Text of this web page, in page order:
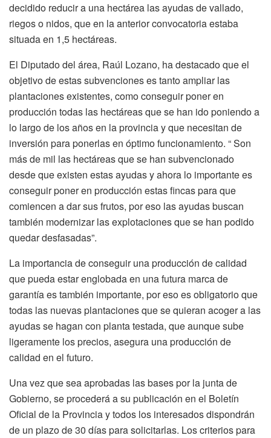
decidido reducir a una hectárea las ayudas de vallado,
riegos o nidos, que en la anterior convocatoria estaba
situada en 1,5 hectáreas.
El Diputado del área, Raúl Lozano, ha destacado que el
objetivo de estas subvenciones es tanto ampliar las
plantaciones existentes, como conseguir poner en
producción todas las hectáreas que se han ido poniendo a
lo largo de los años en la provincia y que necesitan de
inversión para ponerlas en óptimo funcionamiento. “ Son
más de mil las hectáreas que se han subvencionado
desde que existen estas ayudas y ahora lo importante es
conseguir poner en producción estas fincas para que
comiencen a dar sus frutos, por eso las ayudas buscan
también modernizar las explotaciones que se han podido
quedar desfasadas”.
La importancia de conseguir una producción de calidad
que pueda estar englobada en una futura marca de
garantía es también importante, por eso es obligatorio que
todas las nuevas plantaciones que se quieran acoger a las
ayudas se hagan con planta testada, que aunque sube
ligeramente los precios, asegura una producción de
calidad en el futuro.
Una vez que sea aprobadas las bases por la junta de
Gobierno, se procederá a su publicación en el Boletín
Oficial de la Provincia y todos los interesados dispondrán
de un plazo de 30 días para solicitarlas. Los criterios para